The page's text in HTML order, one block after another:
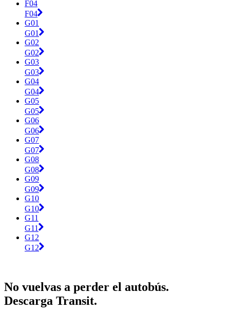
F04
F04
G01
G01
G02
G02
G03
G03
G04
G04
G05
G05
G06
G06
G07
G07
G08
G08
G09
G09
G10
G10
G11
G11
G12
G12
No vuelvas a perder el autobús.
Descarga Transit.